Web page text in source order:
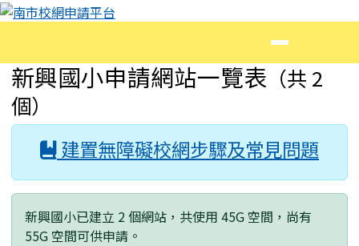
跳至主內容區
南市校網申請平台
主內容區域
新興國小申請網站一覽表 （共 2
個）
建置無障礙校網步驟及常見問題
新興國小已建立 2 個網站，共使用 45G 空間，尚有
55G 空間可供申請。
頁尾區域